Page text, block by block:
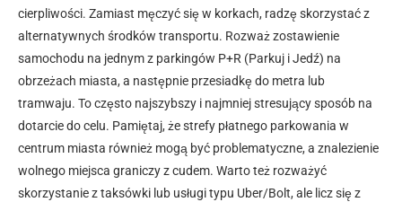
cierpliwości. Zamiast męczyć się w korkach, radzę skorzystać z
alternatywnych środków transportu. Rozważ zostawienie
samochodu na jednym z parkingów P+R (Parkuj i Jedź) na
obrzeżach miasta, a następnie przesiadkę do metra lub
tramwaju. To często najszybszy i najmniej stresujący sposób na
dotarcie do celu. Pamiętaj, że strefy płatnego parkowania w
centrum miasta również mogą być problematyczne, a znalezienie
wolnego miejsca graniczy z cudem. Warto też rozważyć
skorzystanie z taksówki lub usługi typu Uber/Bolt, ale licz się z